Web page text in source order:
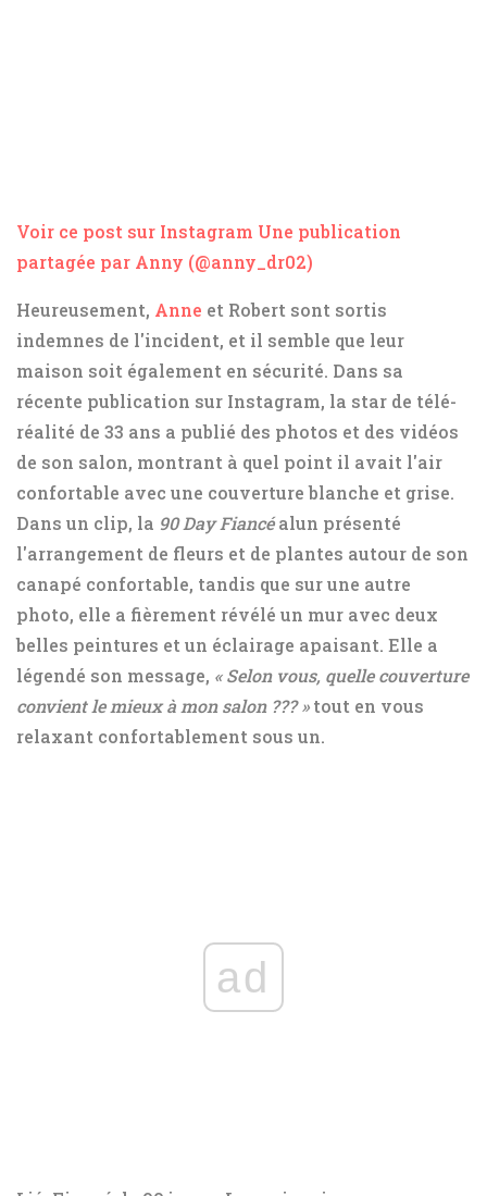
Voir ce post sur Instagram Une publication
partagée par Anny (@anny_dr02)
Heureusement, Anne et Robert sont sortis
indemnes de l'incident, et il semble que leur
maison soit également en sécurité. Dans sa
récente publication sur Instagram, la star de télé-
réalité de 33 ans a publié des photos et des vidéos
de son salon, montrant à quel point il avait l'air
confortable avec une couverture blanche et grise.
Dans un clip, la 90 Day Fiancéalun présenté
l'arrangement de fleurs et de plantes autour de son
canapé confortable, tandis que sur une autre
photo, elle a fièrement révélé un mur avec deux
belles peintures et un éclairage apaisant. Elle a
légendé son message, « Selon vous, quelle couverture
convient le mieux à mon salon ??? »tout en vous
relaxant confortablement sous un.
ad